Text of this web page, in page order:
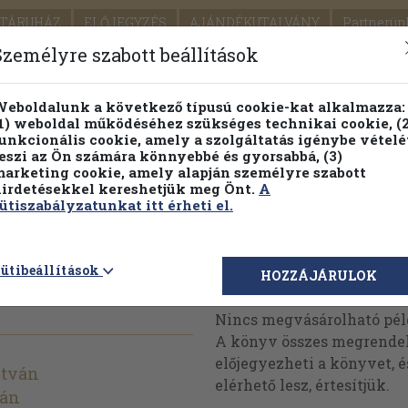
ELŐJEGYZÉS AJÁNDÉKUTALVÁNY
SEGÍTSÉG
PILLANATNYI ÁRAINK FENNTARTHATÓ
Részletes kereső Témaköri fa
Megvásárolható
Nincs megvásárolható
A könyv összes
előjegyezheti a könyvet,
elérhető lesz, értesítjük.
szabott beállítások
a következő típusú cookie-kat alkalmazza:
weboldal működéséhez szükséges technikai cookie,
cookie, amely a szolgáltatás igénybe
az Ön számára könnyebbé és gyorsabbá, (3)
cookie, amely alapján személyre szabott
kereshetjük meg Önt. A
itt érheti el.
HOZZÁJÁRULOK